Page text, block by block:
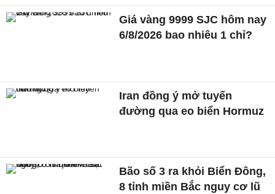
Giá vàng 9999 SJC hôm nay
6/8/2026 bao nhiêu 1 chỉ?
Iran đồng ý mở tuyến
đường qua eo biển Hormuz
Bão số 3 ra khỏi Biển Đông,
8 tỉnh miền Bắc nguy cơ lũ